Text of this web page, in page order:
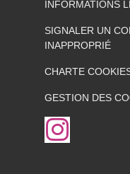
INFORMATIONS
SIGNALER UN
INAPPROPRIÉ
CHARTE
GESTION DES